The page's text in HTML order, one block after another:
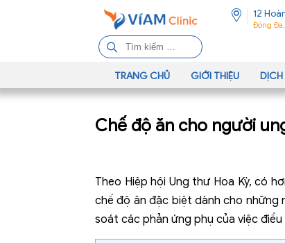
12
Đống
ì
m
k
ế
o
:
TRANG CHỦ GIỚI THIỆU DỊCH
Chế độ ăn cho người
Theo Hiệp hội Ung thư Hoa Kỳ, có
chế độ ăn đặc biệt dành cho
soát các phản ứng phụ của việc